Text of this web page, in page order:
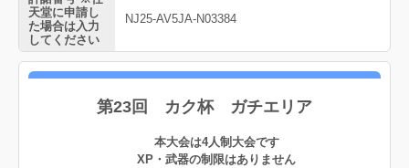
天堂に申請し
た場合は入力
してください
NJ25-AV5JA-N03384
第23回 カク杯 ガチエリア
本大会は4人制大会です
XP・武器の制限はありません